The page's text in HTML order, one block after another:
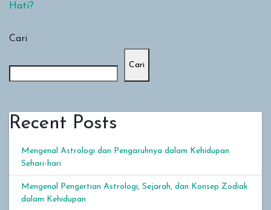
Hati?
Cari
Cari
Recent Posts
Mengenal Astrologi dan Pengaruhnya dalam Kehidupan
Sehari-hari
Mengenal Pengertian Astrologi, Sejarah, dan Konsep Zodiak
dalam Kehidupan